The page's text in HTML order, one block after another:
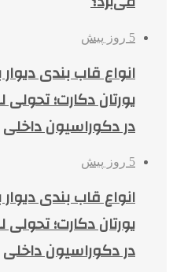
5 روز پیش
انواع قاب بندی
یورتان دکارت؛
در دکوراسیون داخلی
5 روز پیش
انواع قاب بندی
یورتان دکارت؛
در دکوراسیون داخلی